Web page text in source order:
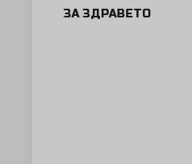
ЗА ЗДРАВЕТО